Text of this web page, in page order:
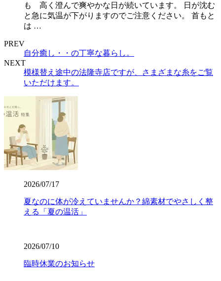
も 高く澄んで爽やかな日が続いています。 日が沈む
と急に気温が下がりますのでご注意ください。 首もと
は …
PREV
自分癒し・・の丁寧な暮らし。
NEXT
模様替え途中の法隆寺店ですが、さまざまな糸をご覧
いただけます。
2026/07/17
夏なのに体が冷えていませんか？綿素材でやさしく整
える「夏の温活」
2026/07/10
臨時休業のお知らせ